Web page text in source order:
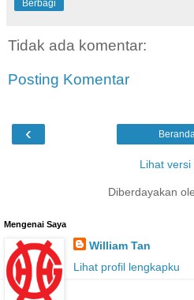
Berbagi
Tidak ada komentar:
Posting Komentar
‹ Beranda
Lihat versi
Diberdayakan
Mengenai Saya
William Tan
Lihat profil lengkapku